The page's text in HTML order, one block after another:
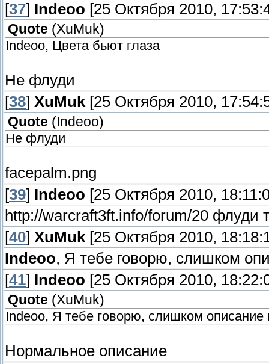
[37] Indeoo [25 Октября 2010,
Quote (XuMuk)
Indeoo, Цвета бьют глаза
Не флуди
[38] XuMuk [25 Октября 2010,
Quote ( Indeoo)
Не флуди
facepalm.png
[39] Indeoo [25 Октября 2010,
http://warcraft3ft.info/forum/20 флуди
[40] XuMuk [25 Октября 2010,
Indeoo, Я тебе говорю, слишком
[41] Indeoo [25 Октября 2010,
Quote (XuMuk)
Indeoo, Я тебе говорю, слишком описание
Нормальное описание